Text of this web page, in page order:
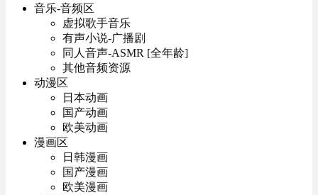
音乐-音频区
虚拟歌手音乐
有声小说-广播剧
同人音声-ASMR [全年龄]
其他音频资源
动漫区
日本动画
国产动画
欧美动画
漫画区
日韩漫画
国产漫画
欧美漫画